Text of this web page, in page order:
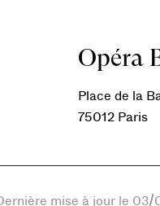
Opéra
Place de la
75012 Paris
mise à jour le